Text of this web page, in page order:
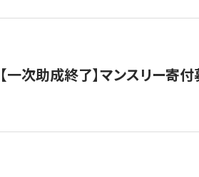
【一次助成終了】マンスリー寄